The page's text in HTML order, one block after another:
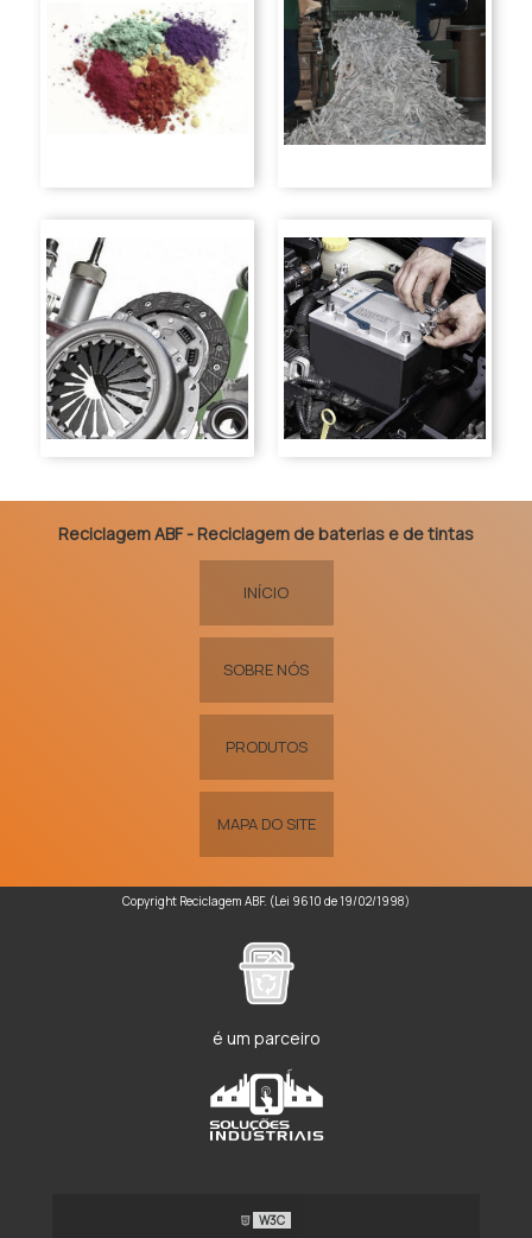
Reciclagem ABF - Reciclagem de baterias e de tintas
INÍCIO
SOBRE NÓS
PRODUTOS
MAPA DO SITE
Copyright Reciclagem ABF. (Lei 9610 de 19/02/1998)
é um parceiro
W3C